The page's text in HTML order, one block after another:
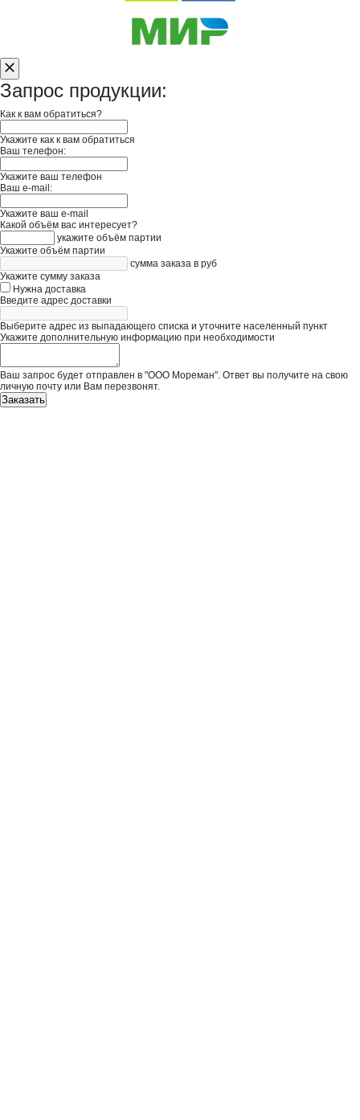
Запрос продукции:
Как к вам обратиться?
Укажите как к вам обратиться
Ваш телефон:
Укажите ваш телефон
Ваш e-mail:
Укажите ваш e-mail
Какой объём вас интересует?
укажите объём партии
Укажите объём партии
сумма заказа в руб
Укажите сумму заказа
Нужна доставка
Введите адрес доставки
Выберите адрес из выпадающего списка и уточните населенный пункт
Укажите дополнительную информацию при необходимости
Ваш запрос будет отправлен в "ООО Мореман". Ответ вы получите на свою
личную почту или Вам перезвонят.
Заказать